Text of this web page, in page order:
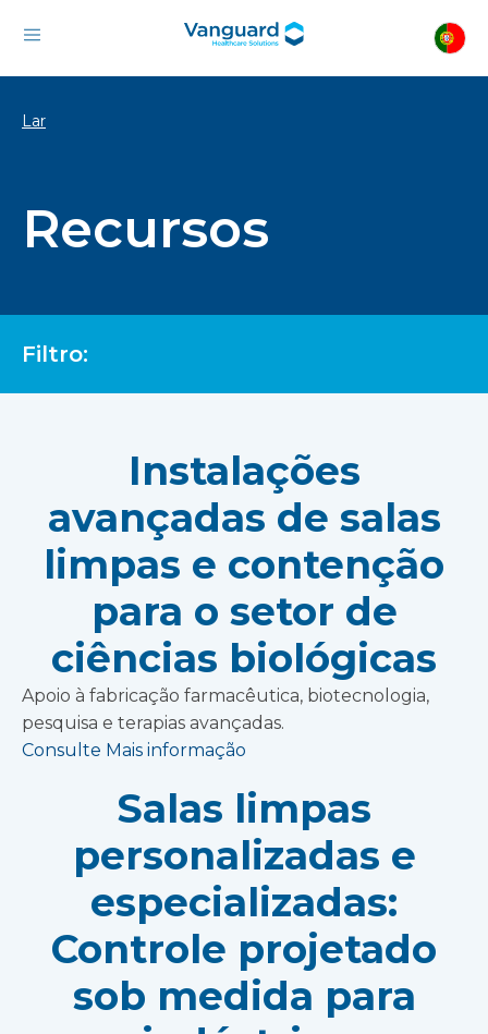
Lar
Recursos
Filtro:
Instalações
avançadas de salas
limpas e contenção
para o setor de
ciências biológicas
Apoio à fabricação farmacêutica, biotecnologia,
pesquisa e terapias avançadas.
Consulte Mais informação
Salas limpas
personalizadas e
especializadas:
Controle projetado
sob medida para